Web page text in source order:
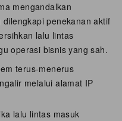
mengandalkan
penekanan aktif
lalu lintas
operasi bisnis yang sah.
terus-menerus
melalui alamat IP
lalu lintas masuk